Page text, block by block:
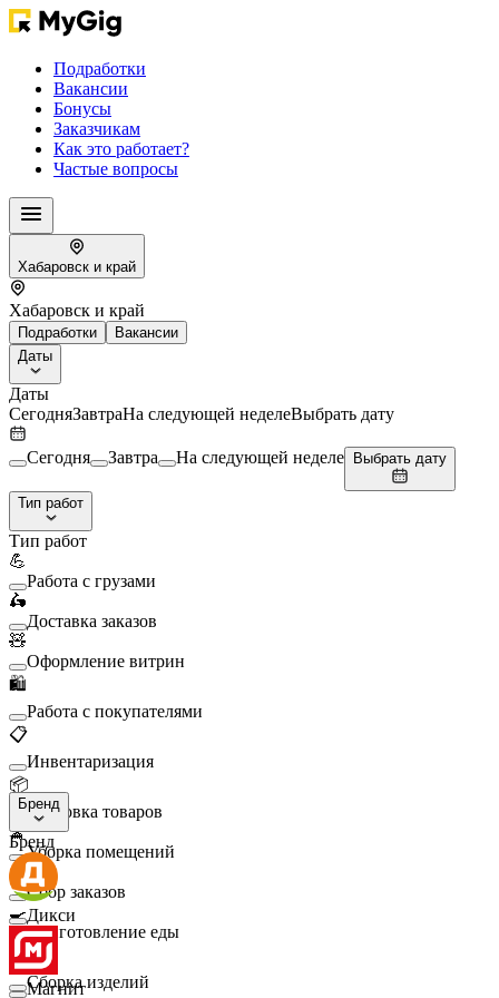
Подработки
Вакансии
Бонусы
Заказчикам
Как это работает?
Частые вопросы
Хабаровск и край
Хабаровск и край
Подработки
Вакансии
Даты
Даты
СегодняЗавтраНа следующей неделеВыбрать дату
Сегодня Завтра На следующей неделе Выбрать дату
Тип работ
Тип работ
💪
Работа с грузами
🛵
Доставка заказов
🧸
Оформление витрин
🛍️
Работа с покупателями
📋
Инвентаризация
📦
Упаковка товаров
🧹
Уборка помещений
🛒
Сбор заказов
🍳
Приготовление еды
🛠️
Сборка изделий
Бренд
Бренд
Дикси
Магнит